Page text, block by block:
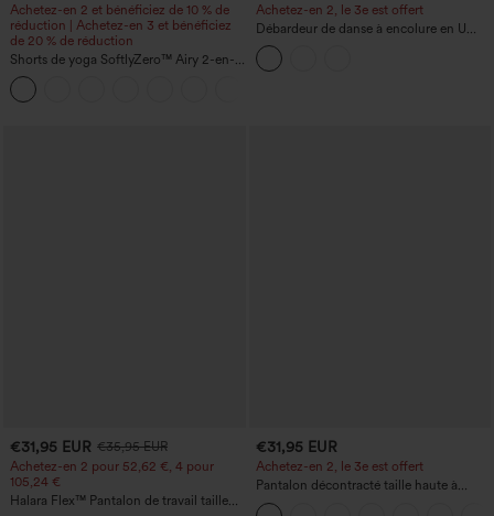
Achetez-en 2 et bénéficiez de 10 % de
réduction | Achetez-en 3 et bénéficiez
de 20 % de réduction
Shorts de yoga SoftlyZero™ Airy 2-en-1
InstantCool, super taille haute, 7" avec
poches
Achetez-en 2, le 3e est offert
Débardeur de danse à encolure en U
avec effet croisé, bonnets D–F
€31,95 EUR €35,95 EUR
Achetez-en 2 pour 52,62 €, 4 pour
105,24 €
Halara Flex™ Pantalon de travail taille
€31,95 EUR
Achetez-en 2, le 3e est offert
Pantalon décontracté taille haute à
cordon, coupe large en mélange de lin,